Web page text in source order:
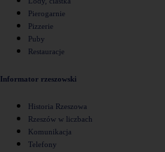
Pierogarnie
Pizzerie
Puby
Restauracje
Informator rzeszowski
Historia Rzeszowa
Rzeszów w liczbach
Komunikacja
Telefony